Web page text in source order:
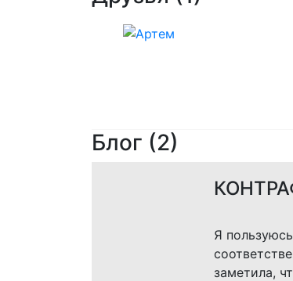
Блог (2)
Я
заметила,